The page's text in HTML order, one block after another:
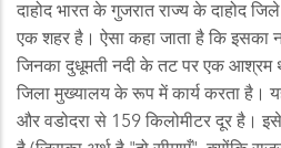
दाहोद भारत के गुजरात राज्य के दाहोद
एक शहर है। ऐसा कहा जाता है कि इसका
जिनका दुधूमती नदी के तट पर एक आश्रम
जिला मुख्यालय के रूप में कार्य करता है।
और वडोदरा से 159 किलोमीटर दूर है।